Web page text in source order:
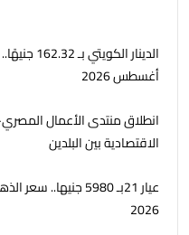
أغسطس 2026
انطلاق منتدى الأعمال
الاقتصادية بين البلدين
2026